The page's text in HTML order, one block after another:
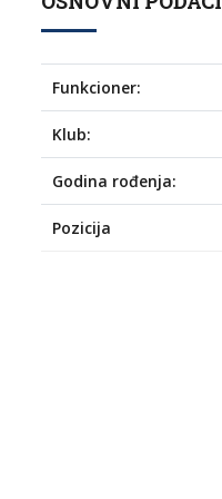
Funkcioner:
Klub:
Godina rođenja:
Pozicija